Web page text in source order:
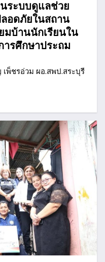
ระบบดูแลช่วย
อดภัยในสถาน
มบ้านนักเรียนใน
รศึกษาประถม
พ็ชรอ่วม ผอ.สพป.สระบุรี